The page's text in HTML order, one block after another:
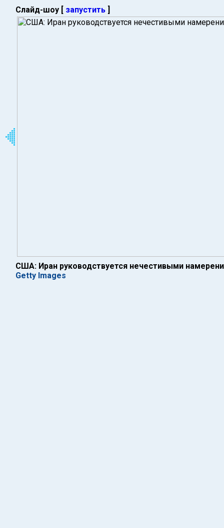
Слайд-шоу [ запустить ]
США: Иран руководствуется нечестивыми
Getty Images